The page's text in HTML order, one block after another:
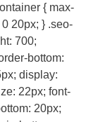
{ max-
20px; } .seo-
700;
bottom:
display:
22px; font-
20px;